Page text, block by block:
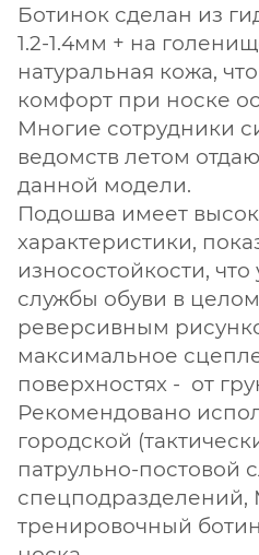
Ботинок сделан из
1.2-1.4мм + на
натуральная кожа,
комфорт при носке
Многие сотрудники
ведомств летом
данной модели.
Подошва имеет
характеристики,
износостойкости,
службы обуви в
реверсивным
максимальное
поверхностях - от
Рекомендовано
городской
патрульно-постовой
спецподразделений,
тренировочный